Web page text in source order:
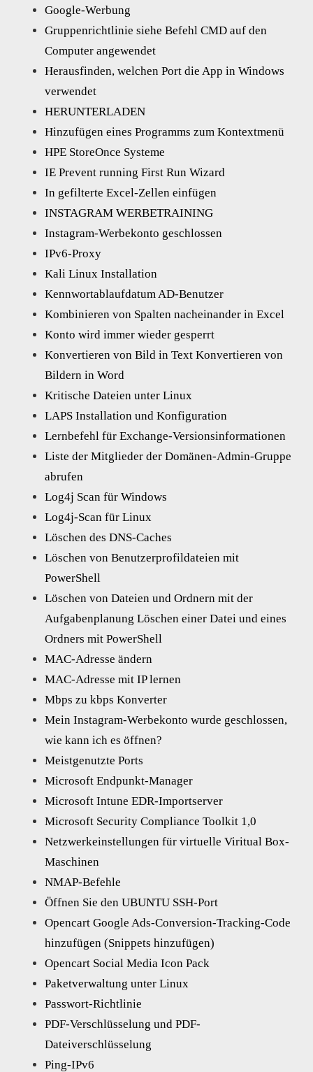
Google-Werbung
Gruppenrichtlinie siehe Befehl CMD auf den
Computer angewendet
Herausfinden, welchen Port die App in Windows
verwendet
HERUNTERLADEN
Hinzufügen eines Programms zum Kontextmenü
HPE StoreOnce Systeme
IE Prevent running First Run Wizard
In gefilterte Excel-Zellen einfügen
INSTAGRAM WERBETRAINING
Instagram-Werbekonto geschlossen
IPv6-Proxy
Kali Linux Installation
Kennwortablaufdatum AD-Benutzer
Kombinieren von Spalten nacheinander in Excel
Konto wird immer wieder gesperrt
Konvertieren von Bild in Text Konvertieren von
Bildern in Word
Kritische Dateien unter Linux
LAPS Installation und Konfiguration
Lernbefehl für Exchange-Versionsinformationen
Liste der Mitglieder der Domänen-Admin-Gruppe
abrufen
Log4j Scan für Windows
Log4j-Scan für Linux
Löschen des DNS-Caches
Löschen von Benutzerprofildateien mit
PowerShell
Löschen von Dateien und Ordnern mit der
Aufgabenplanung Löschen einer Datei und eines
Ordners mit PowerShell
MAC-Adresse ändern
MAC-Adresse mit IP lernen
Mbps zu kbps Konverter
Mein Instagram-Werbekonto wurde geschlossen,
wie kann ich es öffnen?
Meistgenutzte Ports
Microsoft Endpunkt-Manager
Microsoft Intune EDR-Importserver
Microsoft Security Compliance Toolkit 1,0
Netzwerkeinstellungen für virtuelle Viritual Box-
Maschinen
NMAP-Befehle
Öffnen Sie den UBUNTU SSH-Port
Opencart Google Ads-Conversion-Tracking-Code
hinzufügen (Snippets hinzufügen)
Opencart Social Media Icon Pack
Paketverwaltung unter Linux
Passwort-Richtlinie
PDF-Verschlüsselung und PDF-
Dateiverschlüsselung
Ping-IPv6